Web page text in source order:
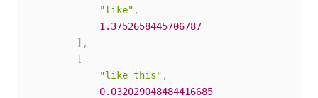
"like" ,
1.3752658445706787
] ,
[
"like this" ,
0.032029048484416685